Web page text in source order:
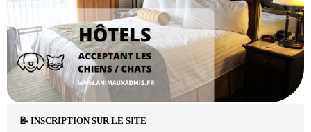
📝 INSCRIPTION SUR LE SITE